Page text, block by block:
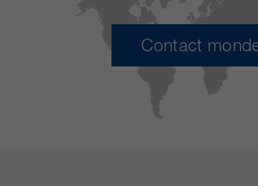
Contact